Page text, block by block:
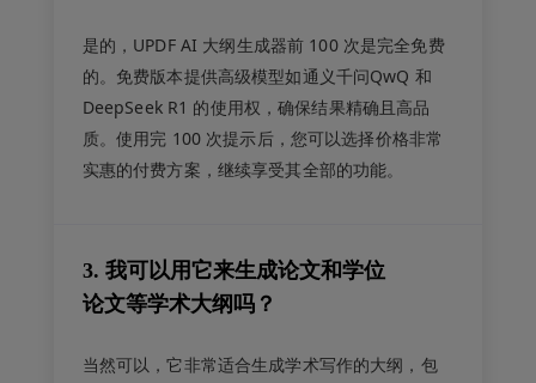
是的，UPDF AI 大纲生成器前 100 次是完全免费
的。免费版本提供高级模型如通义千问QwQ 和
DeepSeek R1 的使用权，确保结果精确且高品
质。使用完 100 次提示后，您可以选择价格非常
实惠的付费方案，继续享受其全部的功能。
3. 我可以用它来生成论文和学位
论文等学术大纲吗？
当然可以，它非常适合生成学术写作的大纲，包